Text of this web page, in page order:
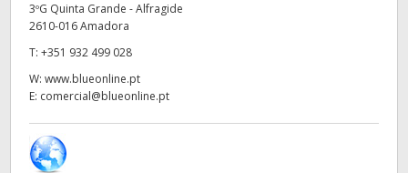
Netherlands
New Zealand
Norway
3ºG Quinta Grande - Alfragide
2610-016 Amadora
T: +351 932 499 028
W: www.blueonline.pt
E: comercial@blueonline.pt